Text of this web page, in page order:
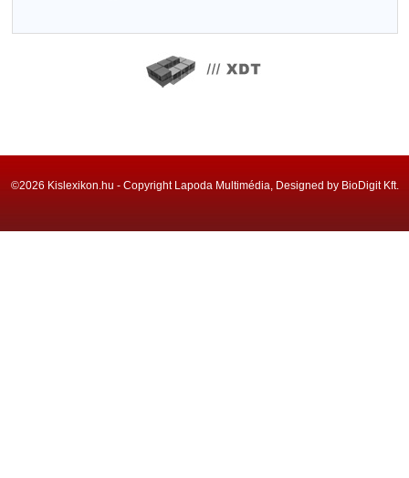
©2026 Kislexikon.hu - Copyright Lapoda Multimédia, Designed by BioDigit Kft.